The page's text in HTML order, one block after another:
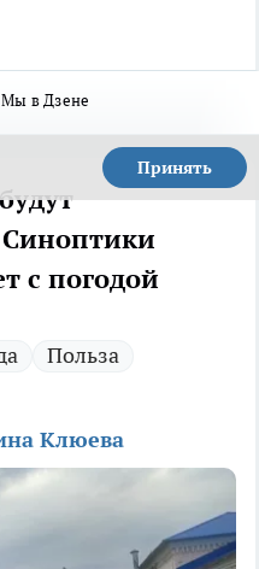
Мы в Дзене
Принять
с погодой
Польза
Клюева